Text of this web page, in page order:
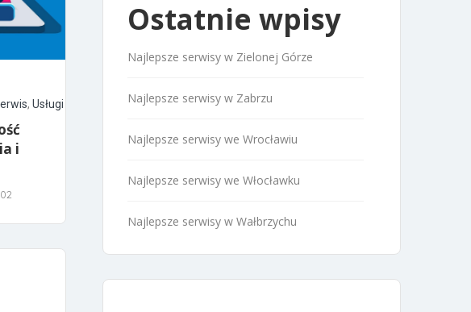
, Usługi
i
Ostatnie wpisy
Najlepsze serwisy w Zielonej Górze
Najlepsze serwisy w Zabrzu
Najlepsze serwisy we Wrocławiu
Najlepsze serwisy we Włocławku
Najlepsze serwisy w Wałbrzychu